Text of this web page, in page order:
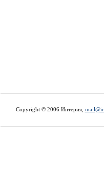
Copyright © 2006 Интерия,